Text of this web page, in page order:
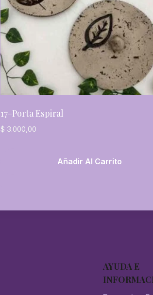
17-Porta Espiral
$ 3.000,00
Añadir Al Carrito
AYUDA E